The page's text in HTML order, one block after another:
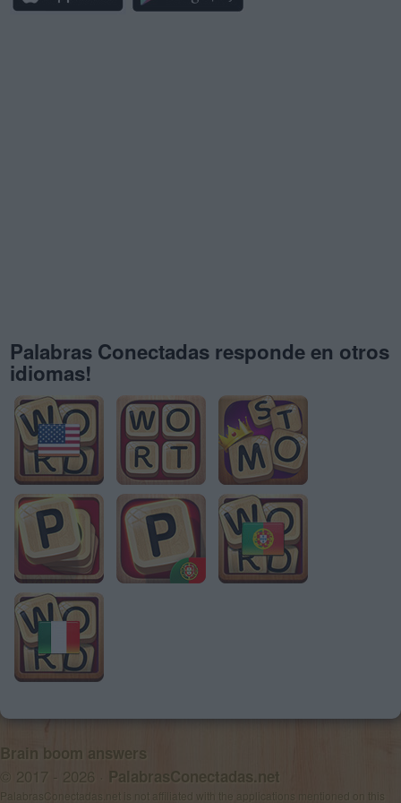
Palabras Conectadas responde en otros
idiomas!
Brain boom answers
© 2017 - 2026 · PalabrasConectadas.net
PalabrasConectadas.net is not affiliated with the applications mentioned on this